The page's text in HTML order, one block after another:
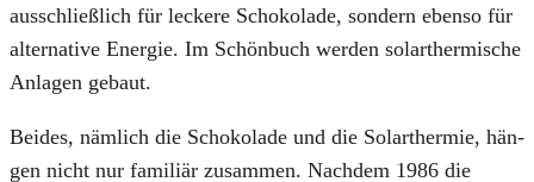
aus­schließ­lich für lecke­re Scho­ko­la­de, son­dern eben­so für
alter­na­ti­ve Ener­gie. Im Schön­buch wer­den solar­ther­mi­sche
Anla­gen gebaut.
Bei­des, näm­lich die Scho­ko­la­de und die Solar­ther­mie, hän­
gen nicht nur fami­li­är zusam­men. Nach­dem 1986 die